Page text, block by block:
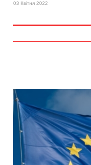
03 Квітня 2022